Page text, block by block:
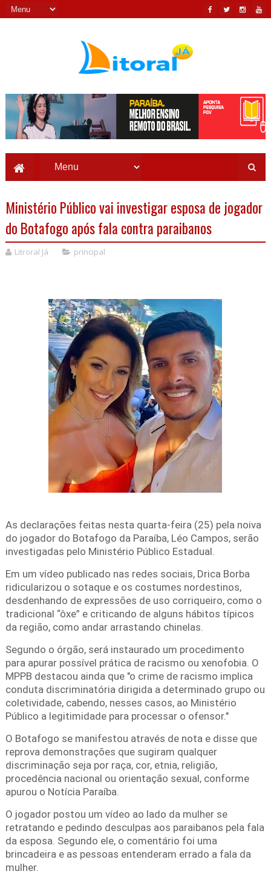
Ministério Público vai investigar esposa de jogador
do Botafogo após fala contra paraibanos
Litroral Já principal
As declarações feitas nesta quarta-feira (25) pela noiva
do jogador do Botafogo da Paraíba, Léo Campos, serão
investigadas pelo Ministério Público Estadual.
Em um vídeo publicado nas redes sociais, Drica Borba
ridicularizou o sotaque e os costumes nordestinos,
desdenhando de expressões de uso corriqueiro, como o
tradicional “ôxe” e criticando de alguns hábitos típicos
da região, como andar arrastando chinelas.
Segundo o órgão, será instaurado um procedimento
para apurar possível prática de racismo ou xenofobia. O
MPPB destacou ainda que "o crime de racismo implica
conduta discriminatória dirigida a determinado grupo ou
coletividade, cabendo, nesses casos, ao Ministério
Público a legitimidade para processar o ofensor."
O Botafogo se manifestou através de nota e disse que
reprova demonstrações que sugiram qualquer
discriminação seja por raça, cor, etnia, religião,
procedência nacional ou orientação sexual, conforme
apurou o Notícia Paraíba.
O jogador postou um vídeo ao lado da mulher se
retratando e pedindo desculpas aos paraibanos pela fala
da esposa. Segundo ele, o comentário foi uma
brincadeira e as pessoas entenderam errado a fala da
mulher.